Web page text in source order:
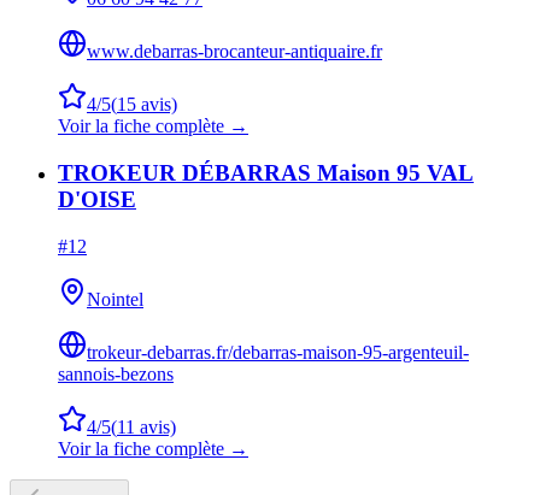
www.debarras-brocanteur-antiquaire.fr
4/5(15 avis)
Voir la fiche complète →
TROKEUR DÉBARRAS Maison 95 VAL
D'OISE
#12
Nointel
trokeur-debarras.fr/debarras-maison-95-argenteuil-
sannois-bezons
4/5(11 avis)
Voir la fiche complète →